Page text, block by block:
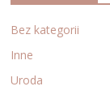
Bez kategorii
Inne
Uroda